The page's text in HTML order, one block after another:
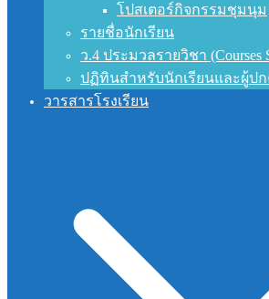
โปสเตอร์กิจกรรมชุมนุม
รายชื่อนักเรียน
ว.4 ประมวลรายวิชา (Courses
ปฏิทินสำหรับนักเรียนและผู้ปก
วารสารโรงเรียน